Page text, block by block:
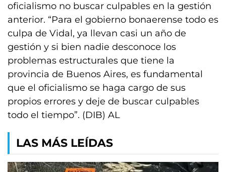
oficialismo no buscar culpables en la gestión
anterior. “Para el gobierno bonaerense todo es
culpa de Vidal, ya llevan casi un año de
gestión y si bien nadie desconoce los
problemas estructurales que tiene la
provincia de Buenos Aires, es fundamental
que el oficialismo se haga cargo de sus
propios errores y deje de buscar culpables
todo el tiempo”. (DIB) AL
LAS MÁS LEÍDAS